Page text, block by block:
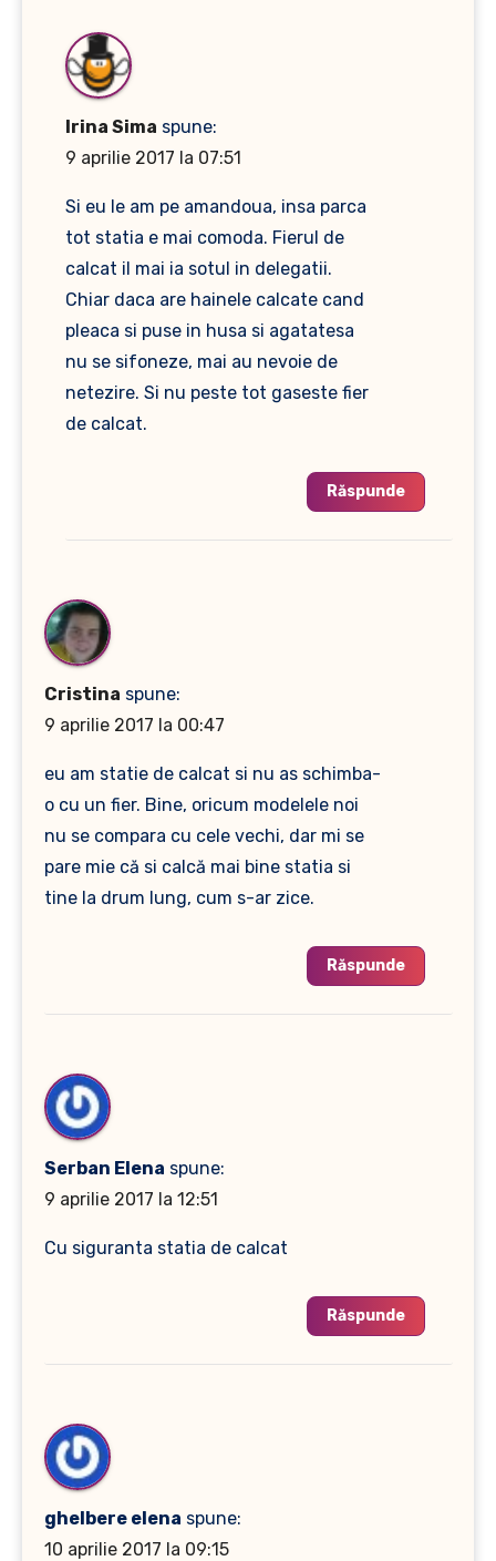
Irina Sima spune:
9 aprilie 2017 la 07:51
Si eu le am pe amandoua, insa parca
tot statia e mai comoda. Fierul de
calcat il mai ia sotul in delegatii.
Chiar daca are hainele calcate cand
pleaca si puse in husa si agatatesa
nu se sifoneze, mai au nevoie de
netezire. Si nu peste tot gaseste fier
de calcat.
Răspunde
Cristina spune:
9 aprilie 2017 la 00:47
eu am statie de calcat si nu as schimba-
o cu un fier. Bine, oricum modelele noi
nu se compara cu cele vechi, dar mi se
pare mie că si calcă mai bine statia si
tine la drum lung, cum s-ar zice.
Răspunde
Serban Elena spune:
9 aprilie 2017 la 12:51
Cu siguranta statia de calcat
Răspunde
ghelbere elena spune:
10 aprilie 2017 la 09:15